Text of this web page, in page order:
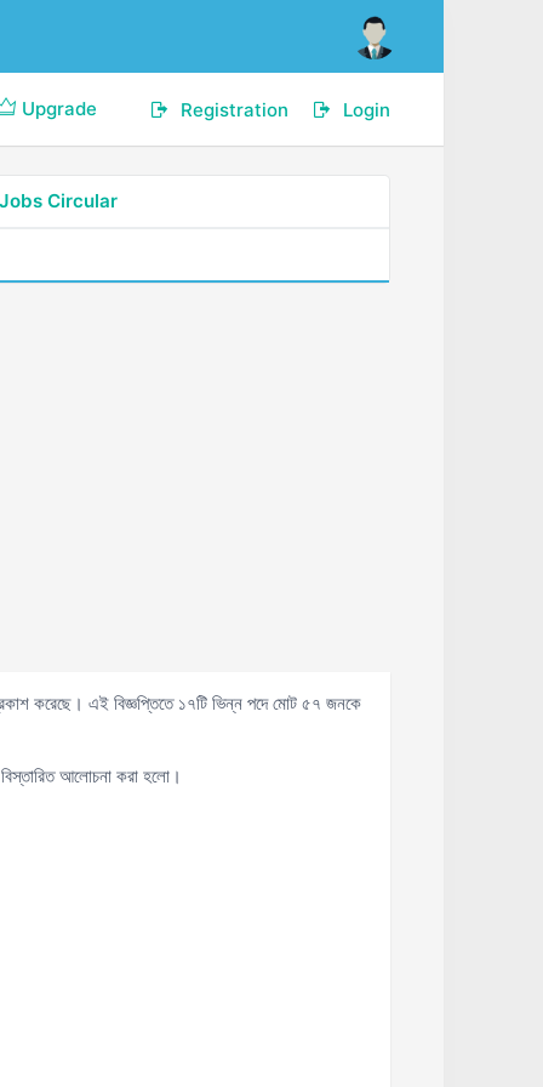
Upgrade Login
Registration
Jobs Circular
করেছে। এই বিজ্ঞপ্তিতে ১৭টি ভিন্ন পদে মোট ৫৭ জনকে
আলোচনা করা হলো।